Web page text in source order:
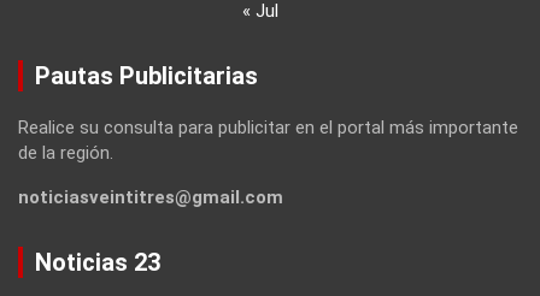
« Jul
Pautas Publicitarias
Realice su consulta para publicitar en el portal más importante
de la región.
noticiasveintitres@gmail.com
Noticias 23